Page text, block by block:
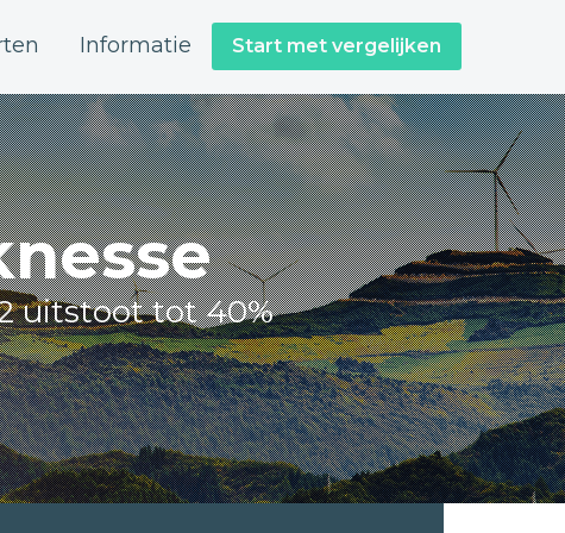
Informatie Start met vergelijken
uitstoot tot 40%